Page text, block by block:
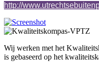
http://
Wij werken met het
is gebaseerd op het